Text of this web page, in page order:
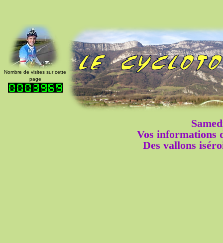
Nombre de visites sur cette
page
Vos informations
Des vallons